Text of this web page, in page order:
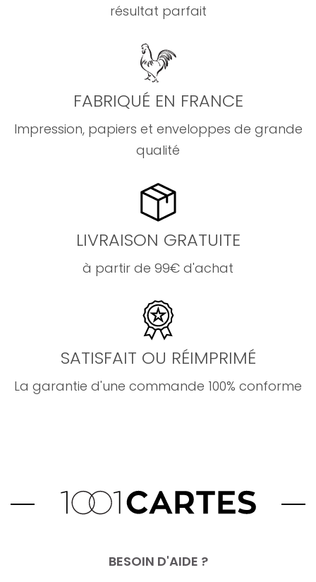
résultat parfait
FABRIQUÉ EN FRANCE
Impression, papiers et enveloppes de grande
qualité
LIVRAISON GRATUITE
à partir de 99€ d'achat
SATISFAIT OU RÉIMPRIMÉ
La garantie d'une commande 100% conforme
BESOIN D'AIDE ?